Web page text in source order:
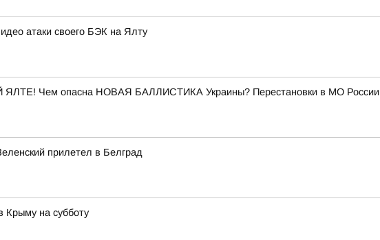
атаки своего БЭК на Ялту
Чем опасна НОВАЯ БАЛЛИСТИКА Украины? Перестановки в МО России
прилетел в Белград
Крыму на субботу